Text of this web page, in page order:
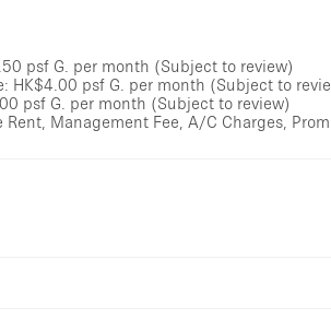
psf G. per month (Subject to review)
HK$4.00 psf G. per month (Subject to
psf G. per month (Subject to review)
Rent, Management Fee, A/C Charges,